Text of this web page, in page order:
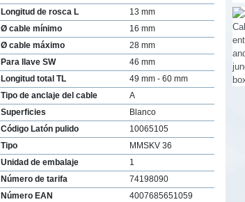
Longitud de rosca L
13 mm
Ø cable mínimo
16 mm
Ø cable máximo
28 mm
Para llave SW
46 mm
Longitud total TL
49 mm - 60 mm
Tipo de anclaje del cable
A
Superficies
Blanco
Código Latón pulido
10065105
Tipo
MMSKV 36
Unidad de embalaje
1
Número de tarifa
74198090
Número EAN
4007685651059